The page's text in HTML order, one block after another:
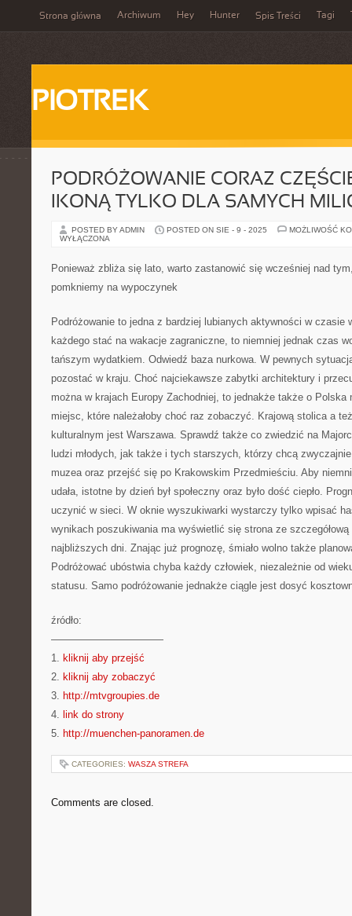
Strona główna Archiwum Hey Hunter Spis Treści Tagi
PIOTREK
PODRÓŻOWANIE CORAZ
IKONĄ TYLKO DLA SAMYCH
POSTED BY ADMIN POSTED ON SIE - 9 - 2025
MOŻLIWOŚĆ
WYŁĄCZONA
Ponieważ zbliża się lato, warto zastanowić się wcześniej nad
pomkniemy na wypoczynek
Podróżowanie to jedna z bardziej lubianych aktywności w czasie
każdego stać na wakacje zagraniczne, to niemniej jednak czas
tańszym wydatkiem. Odwiedź baza nurkowa. W pewnych
pozostać w kraju. Choć najciekawsze zabytki architektury i
można w krajach Europy Zachodniej, to jednakże także o Polska
miejsc, które należałoby choć raz zobaczyć. Krajową stolica a
kulturalnym jest Warszawa. Sprawdź także co zwiedzić na
ludzi młodych, jak także i tych starszych, którzy chcą
muzea oraz przejść się po Krakowskim Przedmieściu. Aby
udała, istotne by dzień był społeczny oraz było dość ciepło.
uczynić w sieci. W oknie wyszukiwarki wystarczy tylko wpisać
wynikach poszukiwania ma wyświetlić się strona ze
najbliższych dni. Znając już prognozę, śmiało wolno także
Podróżować ubóstwia chyba każdy człowiek, niezależnie od
statusu. Samo podróżowanie jednakże ciągle jest dosyć
źródło:
———————————
1. kliknij aby przejść
2. kliknij aby zobaczyć
3. http://mtvgroupies.de
4. link do strony
5. http://muenchen-panoramen.de
CATEGORIES: WASZA STREFA
Comments are closed.